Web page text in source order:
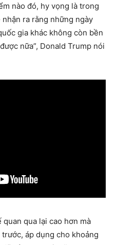
nào đó, hy vọng là trong
ra rằng những ngày
gia khác không còn bền
nữa”, Donald Trump nói
qua lại cao hơn mà
áp dụng cho khoảng